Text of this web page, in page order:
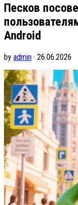
Песков
Android
by admin · 26.06.2026